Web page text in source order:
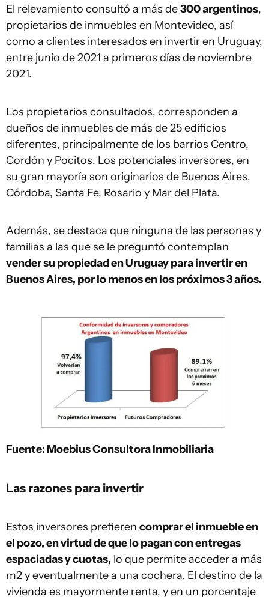
El relevamiento consultó a más de300 argentinos,
propietarios de inmuebles en Montevideo, así
como a clientes interesados en invertir en Uruguay,
entre junio de 2021 a primeros días de noviembre
2021.
Los propietarios consultados, corresponden a
dueños de inmuebles de más de 25 edificios
diferentes, principalmente de los barrios Centro,
Cordón y Pocitos. Los potenciales inversores, en
su gran mayoría son originarios de Buenos Aires,
Córdoba, Santa Fe, Rosario y Mar del Plata.
Además, se destaca que ninguna de las personas y
familias a las que se le preguntó contemplan
vender su propiedad en Uruguay para invertir en
Buenos Aires, por lo menos en los próximos 3 años.
Fuente: Moebius Consultora Inmobiliaria
Las razones para invertir
Estos inversores prefieren comprar el inmueble en
el pozo, en virtud de que lo pagan con entregas
espaciadas y cuotas, lo que permite acceder a más
m2 y eventualmente a una cochera. El destino de la
vivienda es mayormente renta, y en un porcentaje